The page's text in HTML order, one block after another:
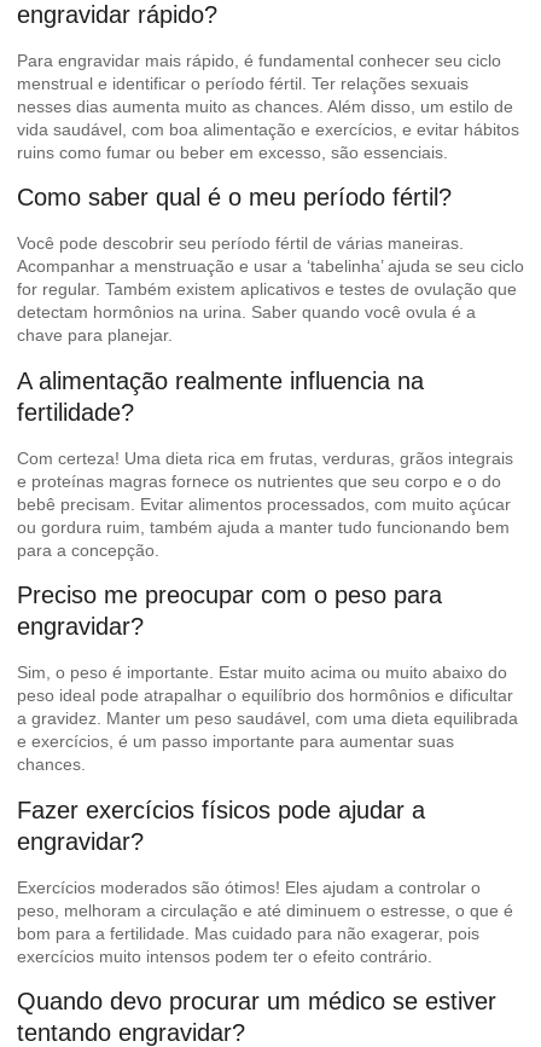
engravidar rápido?
Para engravidar mais rápido, é fundamental conhecer seu ciclo
menstrual e identificar o período fértil. Ter relações sexuais
nesses dias aumenta muito as chances. Além disso, um estilo de
vida saudável, com boa alimentação e exercícios, e evitar hábitos
ruins como fumar ou beber em excesso, são essenciais.
Como saber qual é o meu período fértil?
Você pode descobrir seu período fértil de várias maneiras.
Acompanhar a menstruação e usar a ‘tabelinha’ ajuda se seu ciclo
for regular. Também existem aplicativos e testes de ovulação que
detectam hormônios na urina. Saber quando você ovula é a
chave para planejar.
A alimentação realmente influencia na
fertilidade?
Com certeza! Uma dieta rica em frutas, verduras, grãos integrais
e proteínas magras fornece os nutrientes que seu corpo e o do
bebê precisam. Evitar alimentos processados, com muito açúcar
ou gordura ruim, também ajuda a manter tudo funcionando bem
para a concepção.
Preciso me preocupar com o peso para
engravidar?
Sim, o peso é importante. Estar muito acima ou muito abaixo do
peso ideal pode atrapalhar o equilíbrio dos hormônios e dificultar
a gravidez. Manter um peso saudável, com uma dieta equilibrada
e exercícios, é um passo importante para aumentar suas
chances.
Fazer exercícios físicos pode ajudar a
engravidar?
Exercícios moderados são ótimos! Eles ajudam a controlar o
peso, melhoram a circulação e até diminuem o estresse, o que é
bom para a fertilidade. Mas cuidado para não exagerar, pois
exercícios muito intensos podem ter o efeito contrário.
Quando devo procurar um médico se estiver
tentando engravidar?